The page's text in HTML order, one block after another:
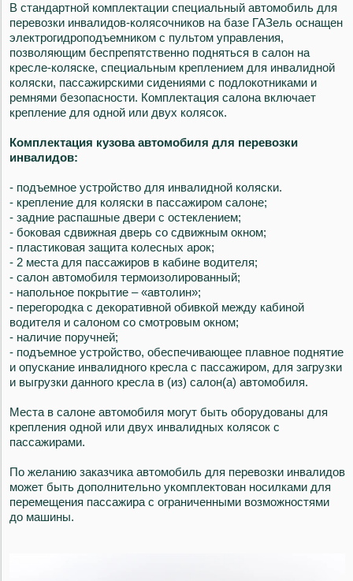
В стандартной комплектации специальный автомобиль для
перевозки инвалидов-колясочников на базе ГАЗель оснащен
электрогидроподъемником с пультом управления,
позволяющим беспрепятственно подняться в салон на
кресле-коляске, специальным креплением для инвалидной
коляски, пассажирскими сидениями с подлокотниками и
ремнями безопасности. Комплектация салона включает
крепление для одной или двух колясок.
Комплектация кузова автомобиля для перевозки
инвалидов:
- подъемное устройство для инвалидной коляски.
- крепление для коляски в пассажиром салоне;
- задние распашные двери с остеклением;
- боковая сдвижная дверь со сдвижным окном;
- пластиковая защита колесных арок;
- 2 места для пассажиров в кабине водителя;
- салон автомобиля термоизолированный;
- напольное покрытие – «автолин»;
- перегородка с декоративной обивкой между кабиной
водителя и салоном со смотровым окном;
- наличие поручней;
- подъемное устройство, обеспечивающее плавное поднятие
и опускание инвалидного кресла с пассажиром, для загрузки
и выгрузки данного кресла в (из) салон(а) автомобиля.
Места в салоне автомобиля могут быть оборудованы для
крепления одной или двух инвалидных колясок с
пассажирами.
По желанию заказчика автомобиль для перевозки инвалидов
может быть дополнительно укомплектован носилками для
перемещения пассажира с ограниченными возможностями
до машины.